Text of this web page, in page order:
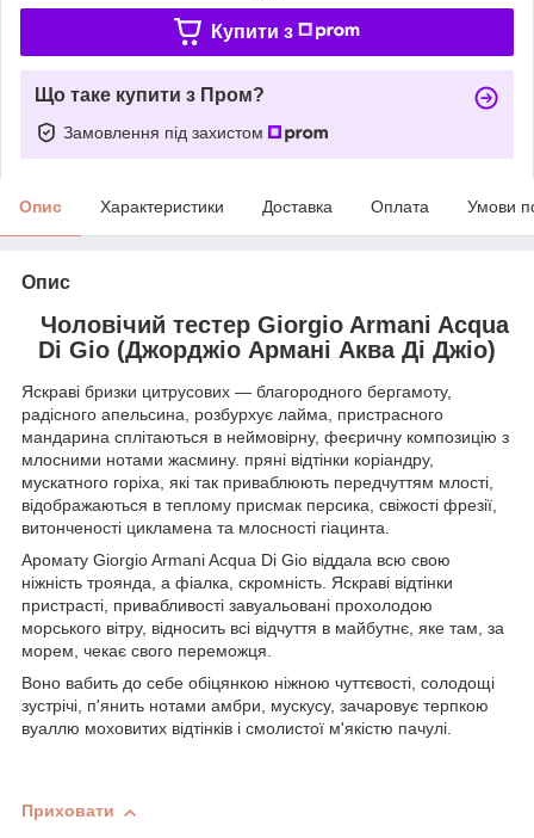
Купити з
Що таке купити з Пром?
Замовлення під захистом
Опис Характеристики Доставка Оплата Умови
Опис
Чоловічий тестер Giorgio Armani Acqua
Di Gio (Джорджіо Армані Аква Ді Джіо)
Яскраві бризки цитрусових ― благородного бергамоту,
радісного апельсина, розбурхує лайма, пристрасного
мандарина сплітаються в неймовірну, феєричну композицію з
млосними нотами жасмину. пряні відтінки коріандру,
мускатного горіха, які так приваблюють передчуттям млості,
відображаються в теплому присмак персика, свіжості фрезії,
витонченості цикламена та млосності гіацинта.
Аромату Giorgio Armani Acqua Di Gio віддала всю свою
ніжність троянда, а фіалка, скромність. Яскраві відтінки
пристрасті, привабливості завуальовані прохолодою
морського вітру, відносить всі відчуття в майбутнє, яке там, за
морем, чекає свого переможця.
Воно вабить до себе обіцянкою ніжною чуттєвості, солодощі
зустрічі, п'янить нотами амбри, мускусу, зачаровує терпкою
вуаллю моховитих відтінків і смолистої м'якістю пачулі.
Приховати